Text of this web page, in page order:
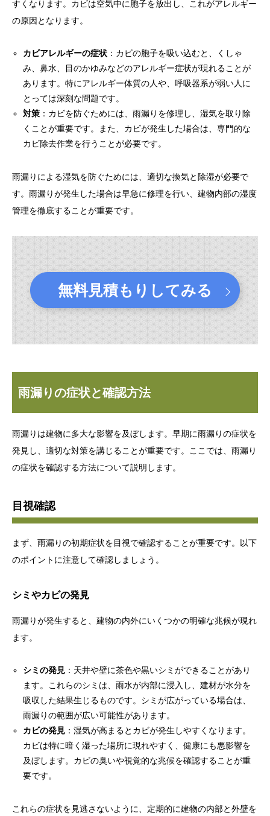
すくなります。カビは空気中に胞子を放出し、これがアレルギー
の原因となります。
カビアレルギーの症状 ：カビの胞子を吸い込むと、くしゃ
み、鼻水、目のかゆみなどのアレルギー症状が現れることが
あります。特にアレルギー体質の人や、呼吸器系が弱い人に
とっては深刻な問題です。
対策 ：カビを防ぐためには、雨漏りを修理し、湿気を取り除
くことが重要です。また、カビが発生した場合は、専門的な
カビ除去作業を行うことが必要です。
雨漏りによる湿気を防ぐためには、適切な換気と除湿が必要で
す。雨漏りが発生した場合は早急に修理を行い、建物内部の湿度
管理を徹底することが重要です。
無料見積もりしてみる
雨漏りの症状と確認方法
雨漏りは建物に多大な影響を及ぼします。早期に雨漏りの症状を
発見し、適切な対策を講じることが重要です。ここでは、雨漏り
の症状を確認する方法について説明します。
目視確認
まず、雨漏りの初期症状を目視で確認することが重要です。以下
のポイントに注意して確認しましょう。
シミやカビの発見
雨漏りが発生すると、建物の内外にいくつかの明確な兆候が現れ
ます。
シミの発見 ：天井や壁に茶色や黒いシミができることがあり
ます。これらのシミは、雨水が内部に浸入し、建材が水分を
吸収した結果生じるものです。シミが広がっている場合は、
雨漏りの範囲が広い可能性があります。
カビの発見 ：湿気が高まるとカビが発生しやすくなります。
カビは特に暗く湿った場所に現れやすく、健康にも悪影響を
及ぼします。カビの臭いや視覚的な兆候を確認することが重
要です。
これらの症状を見逃さないように、定期的に建物の内部と外壁を